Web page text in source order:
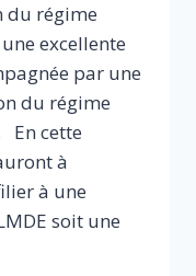
du régime
excellente
par une
du régime
En cette
à
à une
soit une